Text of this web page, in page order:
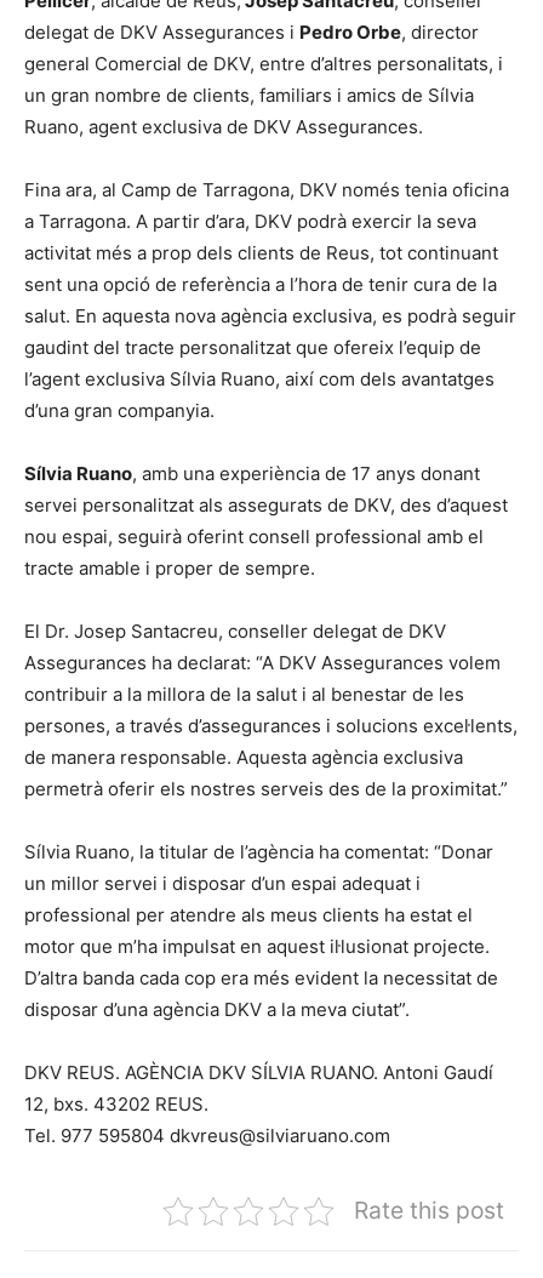
delegat de DKV Assegurances i Pedro Orbe, director
general Comercial de DKV, entre d’altres personalitats, i
un gran nombre de clients, familiars i amics de Sílvia
Ruano, agent exclusiva de DKV Assegurances.
Fina ara, al Camp de Tarragona, DKV només tenia oficina
a Tarragona. A partir d’ara, DKV podrà exercir la seva
activitat més a prop dels clients de Reus, tot continuant
sent una opció de referència a l’hora de tenir cura de la
salut. En aquesta nova agència exclusiva, es podrà seguir
gaudint del tracte personalitzat que ofereix l’equip de
l’agent exclusiva Sílvia Ruano, així com dels avantatges
d’una gran companyia.
Sílvia Ruano, amb una experiència de 17 anys donant
servei personalitzat als assegurats de DKV, des d’aquest
nou espai, seguirà oferint consell professional amb el
tracte amable i proper de sempre.
El Dr. Josep Santacreu, conseller delegat de DKV
Assegurances ha declarat: “A DKV Assegurances volem
contribuir a la millora de la salut i al benestar de les
persones, a través d’assegurances i solucions excel·lents,
de manera responsable. Aquesta agència exclusiva
permetrà oferir els nostres serveis des de la proximitat.”
Sílvia Ruano, la titular de l’agència ha comentat: “Donar
un millor servei i disposar d’un espai adequat i
professional per atendre als meus clients ha estat el
motor que m’ha impulsat en aquest il·lusionat projecte.
D’altra banda cada cop era més evident la necessitat de
disposar d’una agència DKV a la meva ciutat”.
DKV REUS. AGÈNCIA DKV SÍLVIA RUANO. Antoni Gaudí
12, bxs. 43202 REUS.
Tel. 977 595804 dkvreus@silviaruano.com
Rate this post